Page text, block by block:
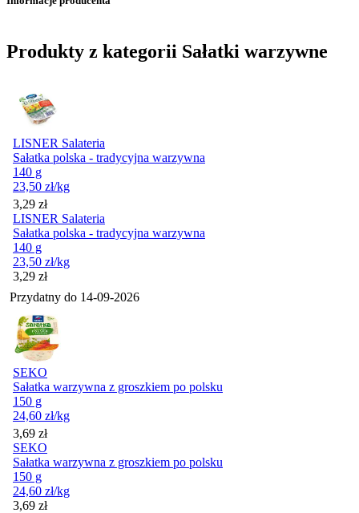
Produkty z kategorii Sałatki warzywne
LISNER Salateria
Sałatka polska - tradycyjna warzywna
140 g
23,50 zł/kg
Cena
3,29 zł
LISNER Salateria
Sałatka polska - tradycyjna warzywna
140 g
23,50 zł/kg
Cena
3,29 zł
Przydatny do 14-09-2026
SEKO
Sałatka warzywna z groszkiem po polsku
150 g
24,60 zł/kg
Cena
3,69 zł
SEKO
Sałatka warzywna z groszkiem po polsku
150 g
24,60 zł/kg
Cena
3,69 zł